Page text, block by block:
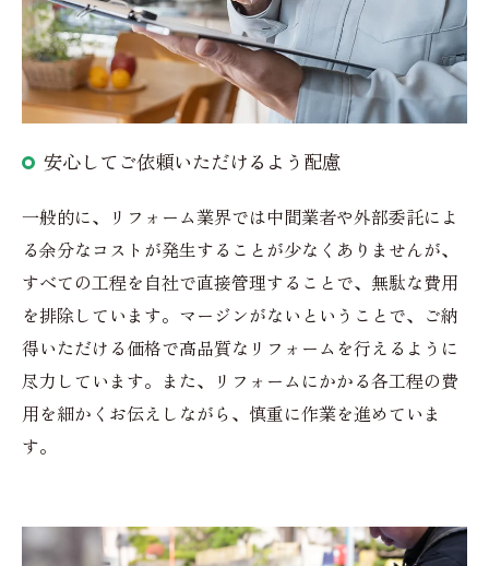
安心してご依頼いただけるよう配慮
一般的に、リフォーム業界では中間業者や外部委託によ
る余分なコストが発生することが少なくありませんが、
すべての工程を自社で直接管理することで、無駄な費用
を排除しています。マージンがないということで、ご納
得いただける価格で高品質なリフォームを行えるように
尽力しています。また、リフォームにかかる各工程の費
用を細かくお伝えしながら、慎重に作業を進めていま
す。